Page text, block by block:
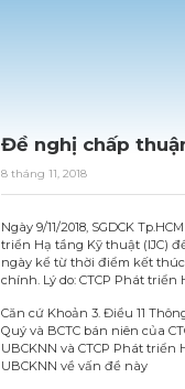
Đề nghị chấp
8 tháng 11, 2018
Ngày 9/11/2018, SGDCK
triển Hạ tầng Kỹ thuật (IJC)
ngày kể từ thời điểm kết
chính. Lý do: CTCP Phát
Căn cứ Khoản 3. Điều 11
Quý và BCTC bán niên của
UBCKNN và CTCP Phát
UBCKNN về vấn đề này